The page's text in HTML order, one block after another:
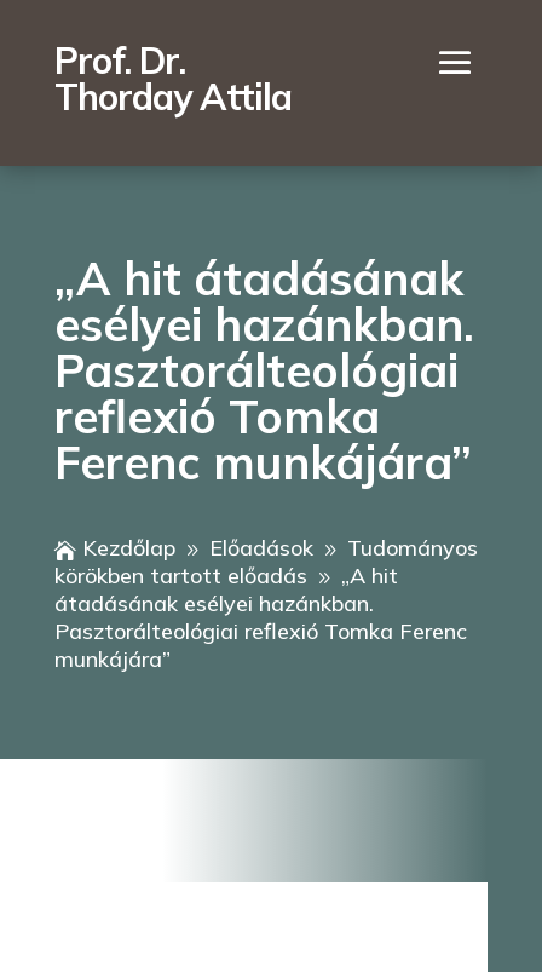
Prof. Dr.
Thorday Attila
„A hit átadásának
esélyei hazánkban.
Pasztorálteológiai
reflexió Tomka
Ferenc munkájára”
 Kezdőlap 9 Előadások 9 Tudományos
körökben tartott előadás
9 „A hit
átadásának esélyei hazánkban.
Pasztorálteológiai reflexió Tomka Ferenc
munkájára”